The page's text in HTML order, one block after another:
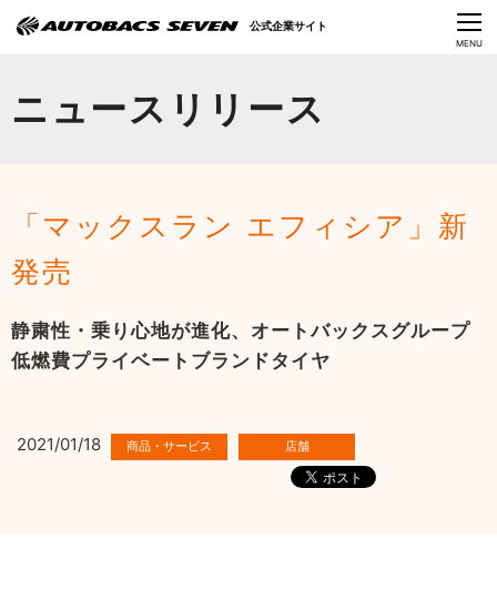
CLOSE
MENU
ニュースリリース
「マックスラン エフィシア」新
発売
静粛性・乗り心地が進化、オートバックスグループ
低燃費プライベートブランドタイヤ
2021/01/18
公式企業サイト
サステナビリティ
採用情報
Language